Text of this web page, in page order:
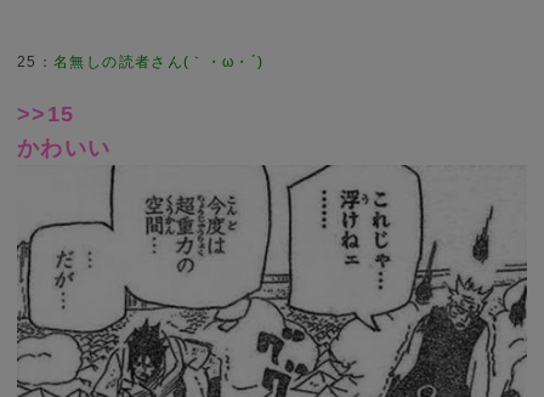
25
>>15
かわいい